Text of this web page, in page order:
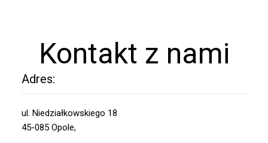
Kontakt z nami
Adres:
ul. Niedziałkowskiego 18
45-085 Opole,